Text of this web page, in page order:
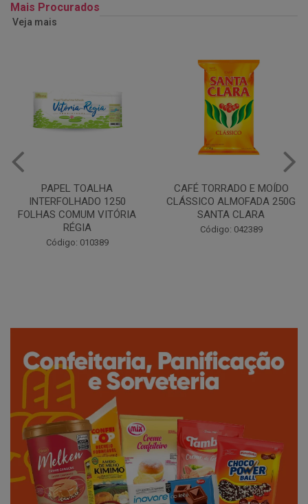
Mais Procurados
Veja mais
CAFÉ TORRADO E MOÍDO
CLÁSSICO ALMOFADA 250G
SANTA CLARA
Código: 042389
Copo Plástico Branco 180ml
Pacote c/100 - Cristalcopo
Código: 031413